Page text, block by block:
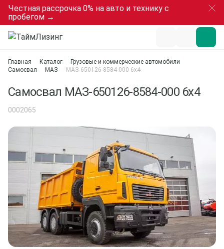
Честная рассрочка 0% на авто и технику с
пробегом →
Главная Каталог
Грузовые и коммерческие автомобили
Самосвал
МАЗ МАЗ-650126-8584-000 6х4
Самосвал МАЗ-650126-8584-000 6х4
0002065